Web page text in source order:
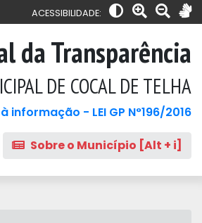
ACESSIBILIDADE:
da Transparência
DE COCAL DE TELHA
informação - LEI GP N°196/2016
Sobre o Município [Alt + i]